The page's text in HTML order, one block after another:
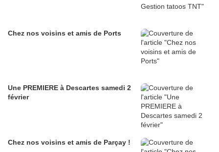
Chez nos voisins et amis de Ports
Une PREMIERE à Descartes samedi 2
février
Chez nos voisins et amis de Parçay !